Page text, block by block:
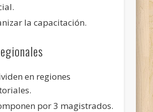
la capacitación.
en regiones
por 3 magistrados.